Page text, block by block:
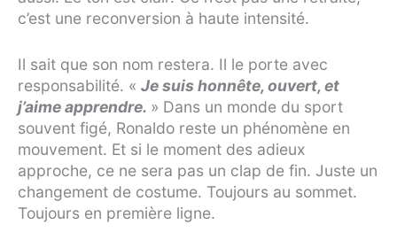
c’est une reconversion à haute intensité.
Il sait que son nom restera. Il le porte avec
responsabilité. « Je suis honnête, ouvert, et
j’aime apprendre. » Dans un monde du sport
souvent figé, Ronaldo reste un phénomène en
mouvement. Et si le moment des adieux
approche, ce ne sera pas un clap de fin. Juste un
changement de costume. Toujours au sommet.
Toujours en première ligne.